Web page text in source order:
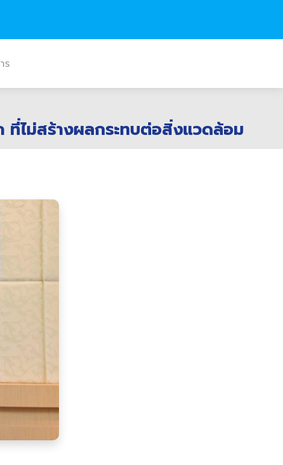
ร
ไม่สร้างผลกระทบต่อสิ่งแวดล้อม